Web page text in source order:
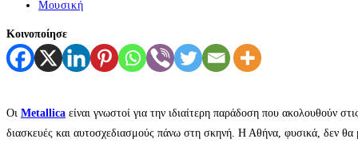
Μουσική
Κοινοποίησε
Οι Metallica είναι γνωστοί για την ιδιαίτερη παράδοση που ακολουθούν
διασκευές και αυτοσχεδιασμούς πάνω στη σκηνή. Η Αθήνα, φυσικά, δεν θα